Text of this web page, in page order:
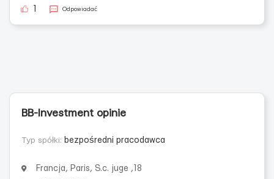
Odpowiadać
BB-Investment opinie
Typ spółki: bezpośredni pracodawca
Francja, Paris, S.c. juge ,18